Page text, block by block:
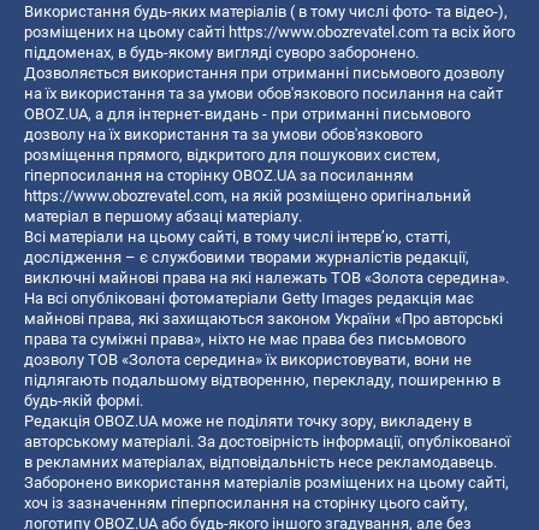
Використання будь-яких матеріалів ( в тому числі фото- та відео-),
розміщених на цьому сайті https://www.obozrevatel.com та всіх його
піддоменах, в будь-якому вигляді суворо заборонено.
Дозволяється використання при отриманні письмового дозволу
на їх використання та за умови обов'язкового посилання на сайт
OBOZ.UA, а для інтернет-видань - при отриманні письмового
дозволу на їх використання та за умови обов'язкового
розміщення прямого, відкритого для пошукових систем,
гіперпосилання на сторінку OBOZ.UA за посиланням
https://www.obozrevatel.com, на якій розміщено оригінальний
матеріал в першому абзаці матеріалу.
Всі матеріали на цьому сайті, в тому числі інтерв’ю, статті,
дослідження – є службовими творами журналістів редакції,
виключні майнові права на які належать ТОВ «Золота середина».
На всі опубліковані фотоматеріали Getty Images редакція має
майнові права, які захищаються законом України «Про авторські
права та суміжні права», ніхто не має права без письмового
дозволу ТОВ «Золота середина» їх використовувати, вони не
підлягають подальшому відтворенню, перекладу, поширенню в
будь-якій формі.
Редакція OBOZ.UA може не поділяти точку зору, викладену в
авторському матеріалі. За достовірність інформації, опублікованої
в рекламних матеріалах, відповідальність несе рекламодавець.
Заборонено використання матеріалів розміщених на цьому сайті,
хоч із зазначенням гіперпосилання на сторінку цього сайту,
логотипу OBOZ.UA або будь-якого іншого згадування, але без